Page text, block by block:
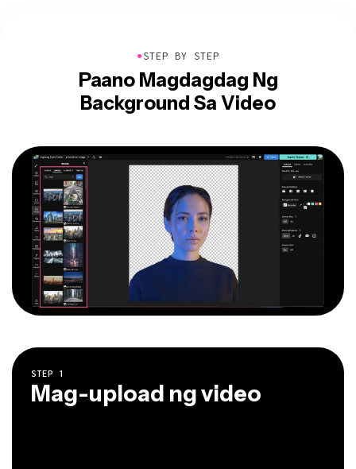
●STEP BY STEP
Paano Magdagdag Ng
Background Sa Video
STEP 1
Mag-upload ng video